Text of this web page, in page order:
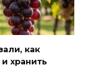
как
хранить